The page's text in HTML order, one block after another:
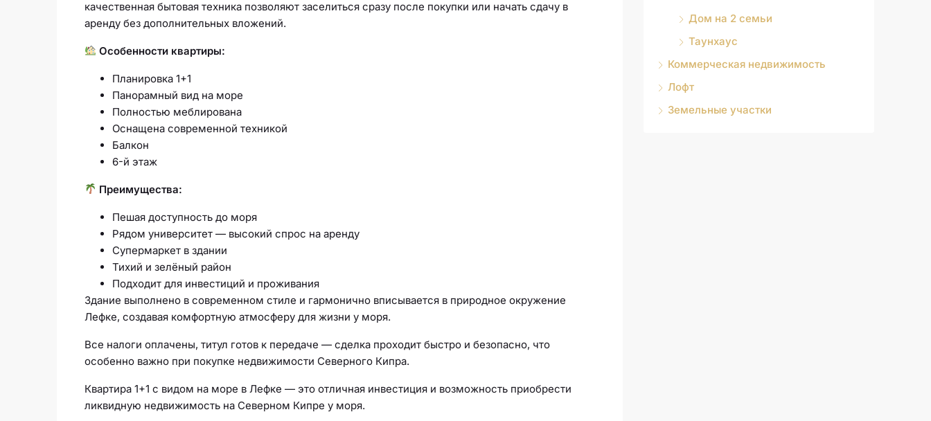
качественная бытовая техника позволяют заселиться сразу после покупки или начать сдачу в
аренду без дополнительных вложений.
Особенности квартиры:
Планировка 1+1
Панорамный вид на море
Полностью меблирована
Оснащена современной техникой
Балкон
6-й этаж
Преимущества:
Пешая доступность до моря
Рядом университет — высокий спрос на аренду
Супермаркет в здании
Тихий и зелёный район
Подходит для инвестиций и проживания
Здание выполнено в современном стиле и гармонично вписывается в природное окружение
Лефке, создавая комфортную атмосферу для жизни у моря.
Все налоги оплачены, титул готов к передаче — сделка проходит быстро и безопасно, что
особенно важно при покупке недвижимости Северного Кипра.
Квартира 1+1 с видом на море в Лефке — это отличная инвестиция и возможность приобрести
ликвидную недвижимость на Северном Кипре у моря.
Дом на 2 семьи
Таунхаус
Коммерческая недвижимость
Лофт
Земельные участки